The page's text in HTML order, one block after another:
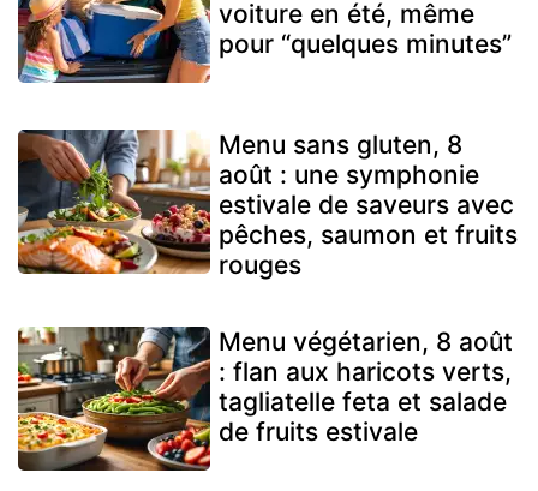
voiture en été, même
pour “quelques minutes”
Menu sans gluten, 8
août : une symphonie
estivale de saveurs avec
pêches, saumon et fruits
rouges
Menu végétarien, 8 août
: flan aux haricots verts,
tagliatelle feta et salade
de fruits estivale